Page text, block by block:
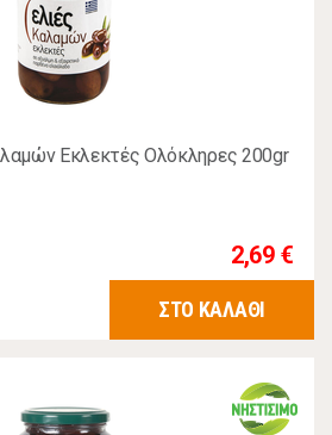
Εκλεκτές Ολόκληρες 200gr
2,69 €
ΣΤΟ ΚΑΛΑΘΙ